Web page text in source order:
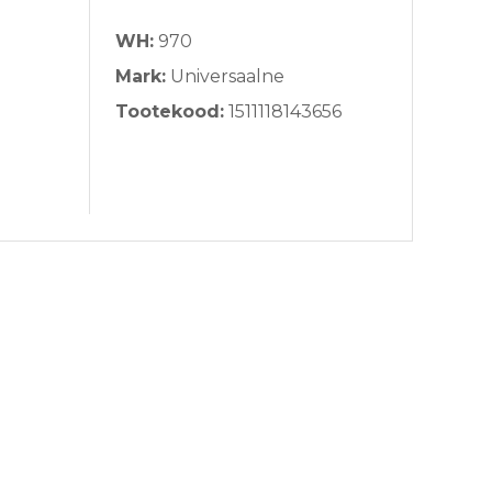
WH: 970
Mark: Universaalne
Tootekood: 1511118143656